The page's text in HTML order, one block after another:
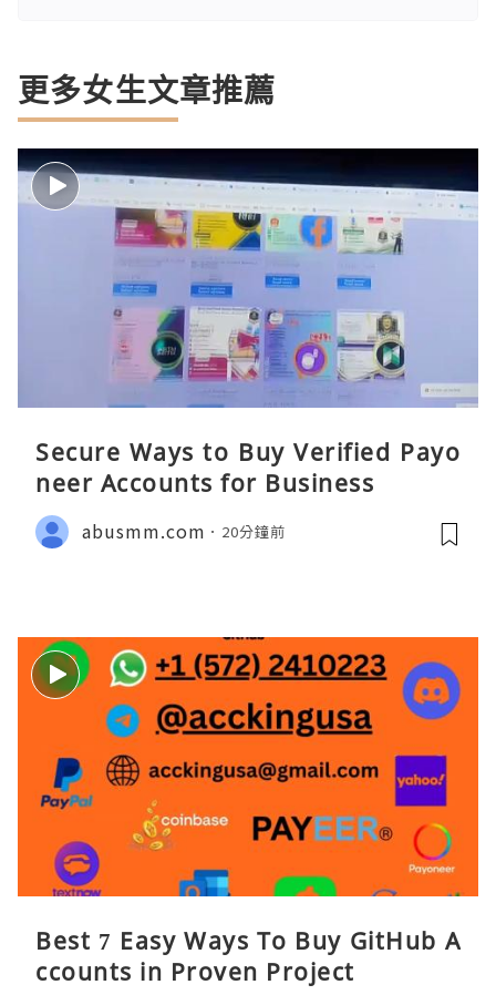
更多女生文章推薦
Secure Ways to Buy Verified Payo
neer Accounts for Business
abusmm.com 20分鐘前
Best 7 Easy Ways To Buy GitHub A
ccounts in Proven Project